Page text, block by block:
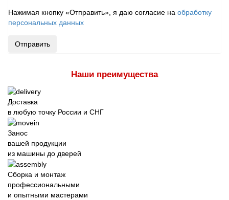
Нажимая кнопку «Отправить», я даю согласие на обработку
персональных данных
Отправить
Наши преимущества
Доставка
в любую точку России и СНГ
Занос
вашей продукции
из машины до дверей
Сборка и монтаж
профессиональными
и опытными мастерами